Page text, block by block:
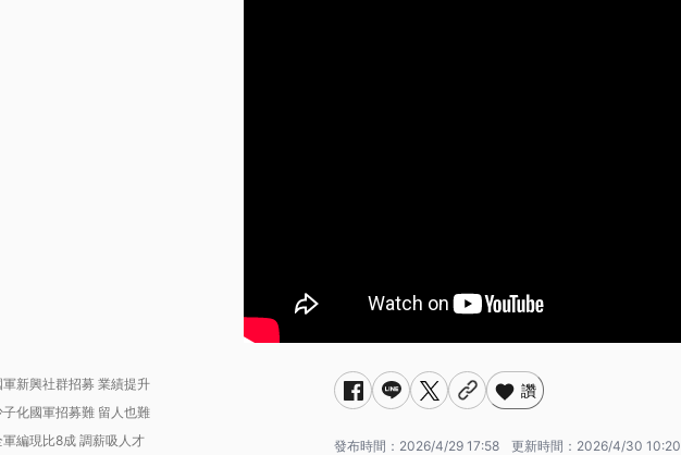
軍新興社群招募 業績提升
子化國軍招募難 留人也難
軍編現比8成 調薪吸人才
讚
發布時間： 2026/4/29 17:58 更新時間： 2026/4/30 10:20